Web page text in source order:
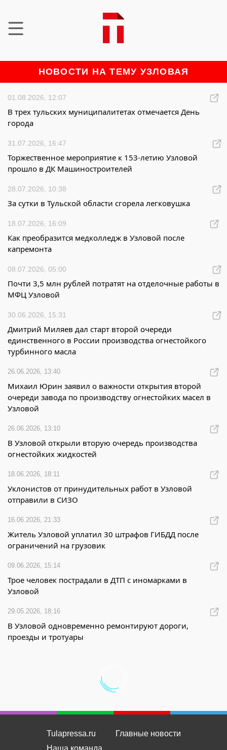
НОВОСТИ НА ТЕМУ УЗЛОВАЯ
01.08.2026, 12:07
В трех тульских муниципалитетах отмечается День
города
31.07.2026, 16:47
Торжественное мероприятие к 153-летию Узловой
прошло в ДК Машиностроителей
28.07.2026, 10:38
За сутки в Тульской области сгорела легковушка
18.07.2026, 16:09
Как преобразится медколледж в Узловой после
капремонта
08.07.2026, 05:00
Почти 3,5 млн рублей потратят на отделочные работы в
МФЦ Узловой
30.06.2026, 15:31
Дмитрий Миляев дал старт второй очереди
единственного в России производства огнестойкого
турбинного масла
26.06.2026, 13:40
Михаил Юрин заявил о важности открытия второй
очереди завода по производству огнестойких масел в
Узловой
26.06.2026, 13:10
В Узловой открыли вторую очередь производства
огнестойких жидкостей
18.06.2026, 18:11
Уклонистов от принудительных работ в Узловой
отправили в СИЗО
16.06.2026, 21:33
Житель Узловой уплатил 30 штрафов ГИБДД после
ограничений на грузовик
09.06.2026, 15:14
Трое человек пострадали в ДТП с иномарками в
Узловой
29.05.2026, 18:16
В Узловой одновременно ремонтируют дороги,
проезды и тротуары
Tulapressa.ru
Наша команда
Главные новости